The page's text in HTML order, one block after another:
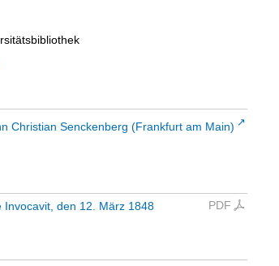
Christian Senckenberg (Frankfurt am Main)
PDF
Invocavit, den 12. März 1848